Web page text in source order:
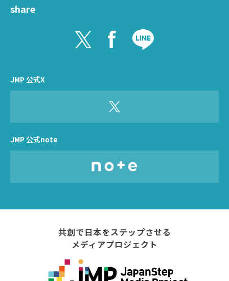
share
JMP 公式X
JMP 公式note
共創で日本をステップさせる
メディアプロジェクト